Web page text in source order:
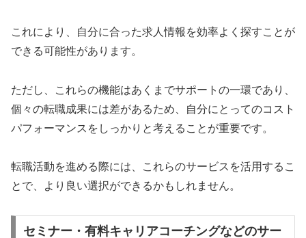
これにより、自分に合った求人情報を効率よく探すことが
できる可能性があります。
ただし、これらの機能はあくまでサポートの一環であり、
個々の転職成果には差があるため、自分にとってのコスト
パフォーマンスをしっかりと考えることが重要です。
転職活動を進める際には、これらのサービスを活用するこ
とで、より良い選択ができるかもしれません。
セミナー・有料キャリアコーチングなどのサー